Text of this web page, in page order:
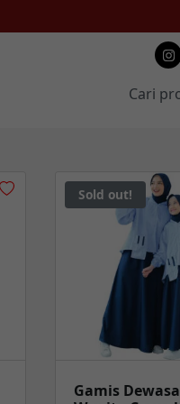
Sold out!
Gamis Dewasa